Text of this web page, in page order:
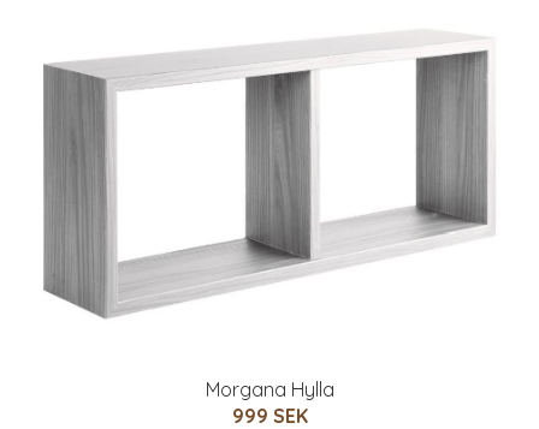
Morgana Hylla
999 SEK